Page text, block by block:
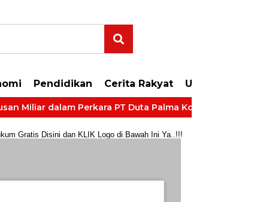
Pendidikan Cerita Rakyat
dalam Perkara PT Duta Palma Korporasi
Gratis Disini dan KLIK Logo di Bawah Ini Ya..!!!